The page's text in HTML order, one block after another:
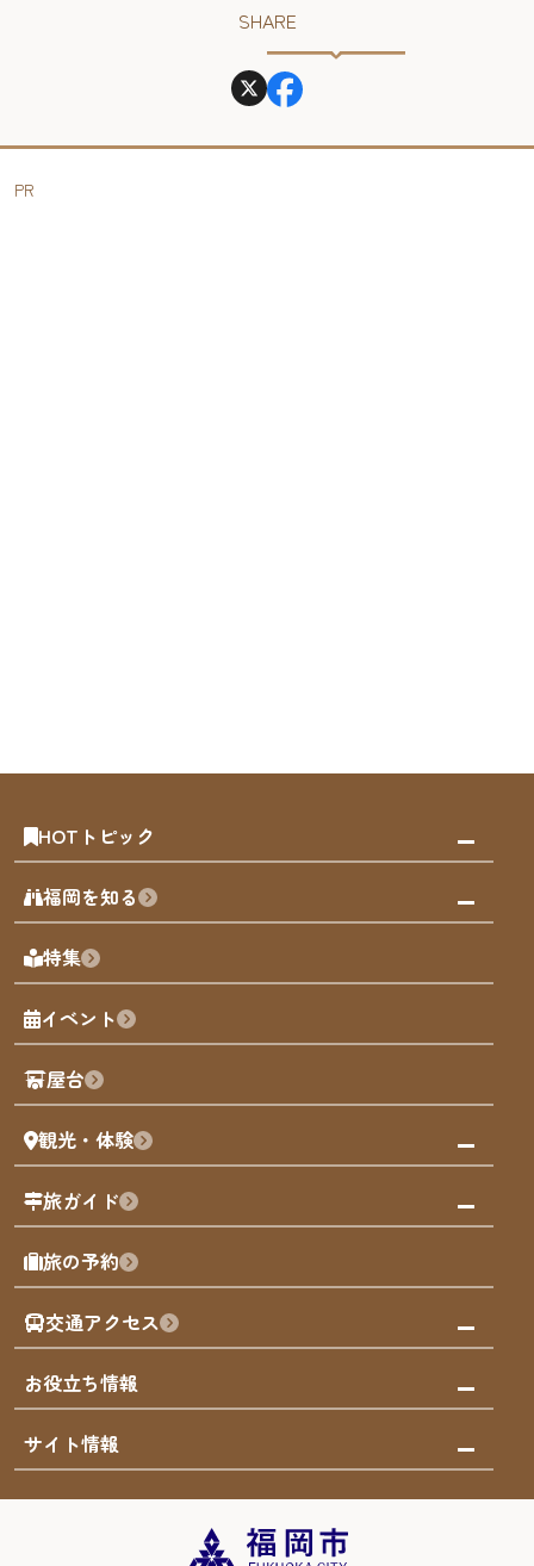
SHARE
PR
HOTトピック
みんなの旅行記
天神エリア
博多旧市街
福岡城
歴史・文化
福岡を知る
福岡の見どころ
福岡の魅力
観光カレンダー
観光PR動画
まち歩き
福岡グルメ
福岡を楽しむ
福岡のアート
福岡のナイトタイム
福岡の歴史・文化
サステナブルツーリズム
福岡検定
よかなび音声ガイド
特集
イベント
屋台
観光・体験
観る・遊ぶ
屋台
買う
体験
泊まる
旅ガイド
モデルコース
AIおまかせコース
オリジナルプラン
みんなの旅行記
旅の予約
交通アクセス
市内交通ガイド
お得なチケット
お役立ち情報
お知らせ
災害情報
サイト情報
まち歩き・体験プログラム掲載申込